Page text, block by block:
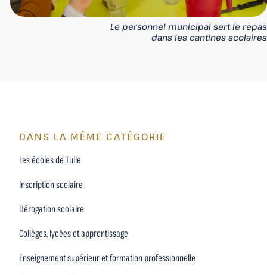
Le personnel municipal sert le repas
dans les cantines scolaires
DANS LA MÊME CATÉGORIE
Les écoles de Tulle
Inscription scolaire
Dérogation scolaire
Collèges, lycées et apprentissage
Enseignement supérieur et formation professionnelle